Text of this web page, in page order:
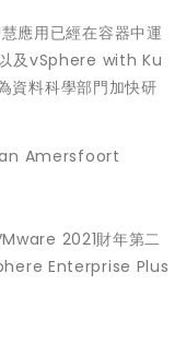
應用已經在容器中運
及vSphere with Ku
資料科學部門加快研
Amersfoort
2021財年第二
Enterprise Plus